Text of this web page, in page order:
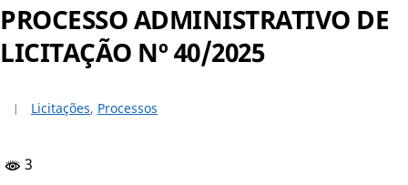
PROCESSO ADMINISTRATIVO DE
LICITAÇÃO Nº 40/2025
Licitações, Processos
3